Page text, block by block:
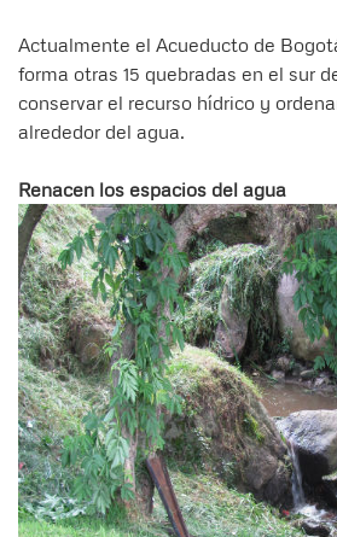
Actualmente el Acueducto de
forma otras 15 quebradas en el sur
conservar el recurso hídrico y
alrededor del agua.
Renacen los espacios del agua